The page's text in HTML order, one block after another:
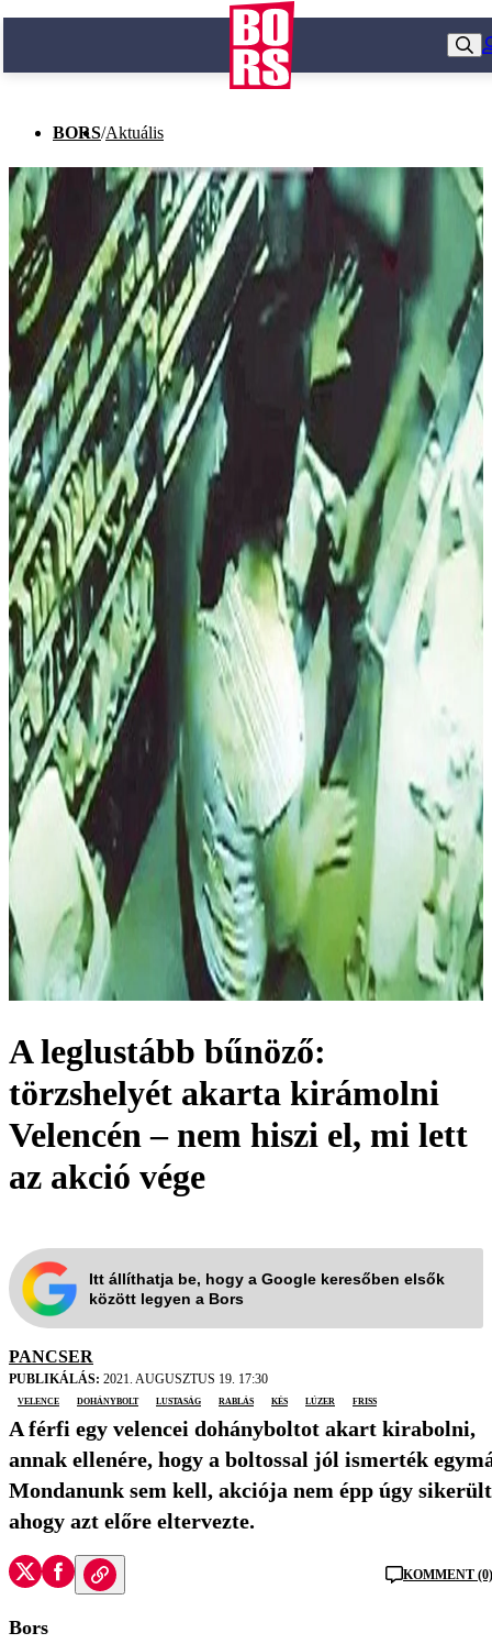
BORS/Aktuális
A leglustább bűnöző:
törzshelyét akarta kirámolni
Velencén – nem hiszi el, mi lett
az akció vége
Itt állíthatja be, hogy a Google keresőben elsők
között legyen a Bors
PANCSER
PUBLIKÁLÁS: 2021. AUGUSZTUS 19. 17:30
Velence
dohánybolt lustaság rablás kés lúzer friss
A férfi egy velencei dohányboltot akart kirabolni,
annak ellenére, hogy a boltossal jól ismerték
Mondanunk sem kell, akciója nem épp úgy
ahogy azt előre eltervezte.
KOMMENT (0)
Bors